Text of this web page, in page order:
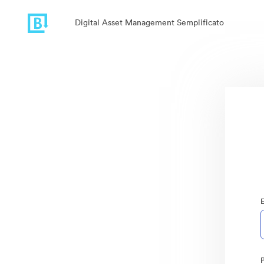
Digital Asset Management Semplificato